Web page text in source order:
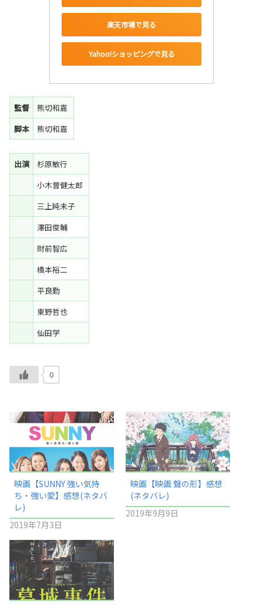
楽天市場で見る
Yahoo!ショッピングで見る
監督
熊切和嘉
脚本
熊切和嘉
出演
杉原敏行
小木曽健太郎
三上純未子
澤田俊輔
財前智広
橋本裕二
平良勤
東野哲也
仙田学
0
映画【SUNNY 強い気持
ち・強い愛】感想(ネタバ
レ)
2019年7月3日
映画【映画 聲の形】感想
(ネタバレ)
2019年9月9日